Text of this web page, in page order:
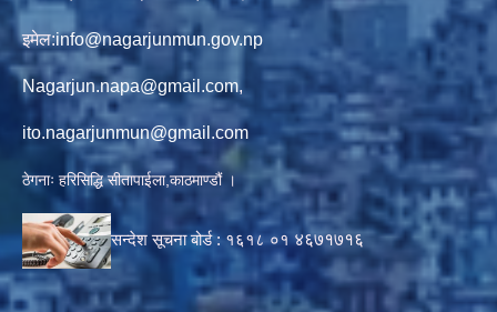
इमेल:info@nagarjunmun.gov.np
Nagarjun.napa@gmail.com,
ito.nagarjunmun@gmail.com
ठेगनाः हरिसिद्धि सीतापाईला,काठमाण्डौं ।
सन्देश सूचना बोर्ड : १६१८ ०१४६७१७१६